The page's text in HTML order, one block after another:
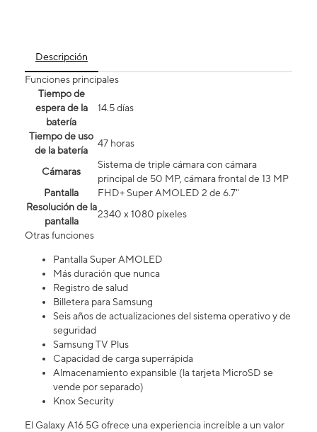
Descripción
Funciones principales
Tiempo de
espera de la
batería
14.5 días
Tiempo de uso
de la batería
47 horas
Cámaras
Sistema de triple cámara con cámara
principal de 50 MP, cámara frontal de 13 MP
Pantalla
FHD+ Super AMOLED 2 de 6.7"
Resolución de la
pantalla
2340 x 1080 píxeles
Otras funciones
Pantalla Super AMOLED
Más duración que nunca
Registro de salud
Billetera para Samsung
Seis años de actualizaciones del sistema operativo y de
seguridad
Samsung TV Plus
Capacidad de carga superrápida
Almacenamiento expansible (la tarjeta MicroSD se
vende por separado)
Knox Security
El Galaxy A16 5G ofrece una experiencia increíble a un valor